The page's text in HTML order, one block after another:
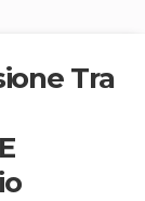
Tra